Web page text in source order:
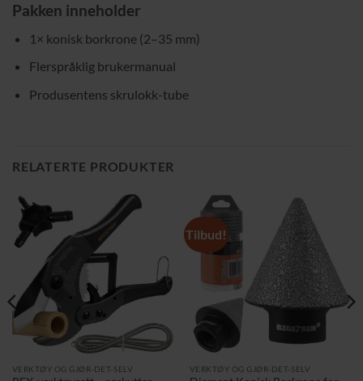
Pakken inneholder
1× konisk borkrone (2–35 mm)
Flerspråklig brukermanual
Produsentens skrulokk-tube
RELATERTE PRODUKTER
VERKTØY OG GJØR-DET-SELV
Tilbud!
VERKTØY OG GJØR-DET-SELV